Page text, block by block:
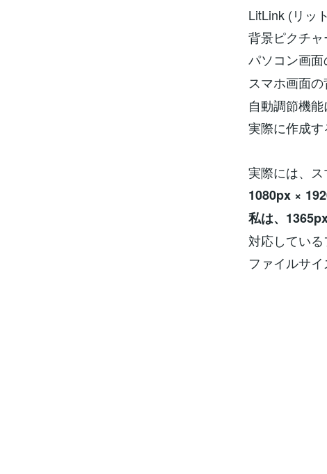
LitLink (リッ
背景ピクチャ
パソコン画面
スマホ画面
自動調節機
実際に作成
実際には、
1080px ×
私は、
対応してい
ファイルサイ